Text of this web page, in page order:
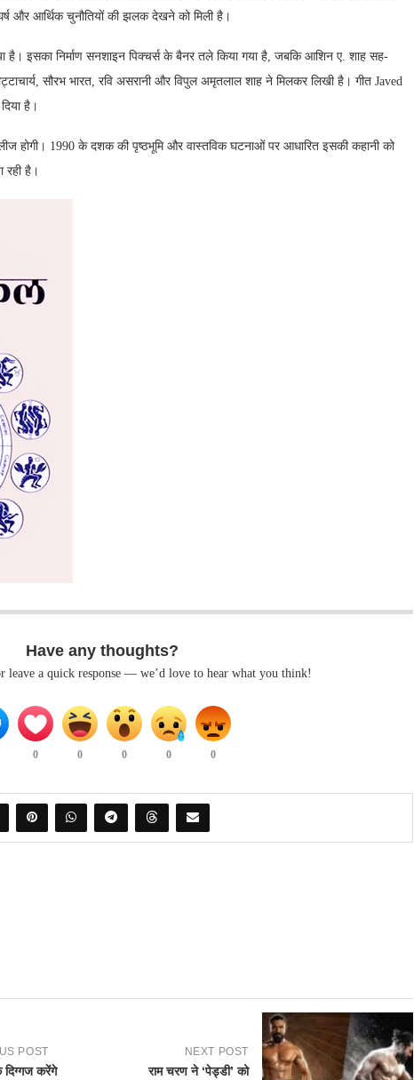
और आर्थिक चुनौतियों की झलक देखने को मिली है।
है। इसका निर्माण सनशाइन पिक्चर्स के बैनर तले किया गया है, जबकि आशिन ए. शाह सह-
सौरभ भारत, रवि असरानी और विपुल अमृतलाल शाह ने मिलकर लिखी है। गीत Javed
है।
होगी। 1990 के दशक की पृष्ठभूमि और वास्तविक घटनाओं पर आधारित इसकी कहानी को
रही है।
Have any thoughts?
leave a quick response — we’d love to hear what you think!
0 0 0 0 0
POST
दिग्गज करेंगे
NEXT POST
राम चरण ने ‘पेड्डी’ को